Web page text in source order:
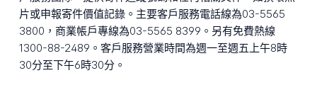
片或申報寄件價值記錄。主要客戶服務電話線為03-5565
3800，商業帳戶專線為03-5565 8399。另有免費熱線
1300-88-2489。客戶服務營業時間為週一至週五上午8時
30分至下午6時30分。